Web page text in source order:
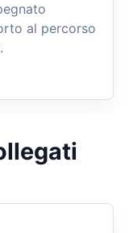
al percorso